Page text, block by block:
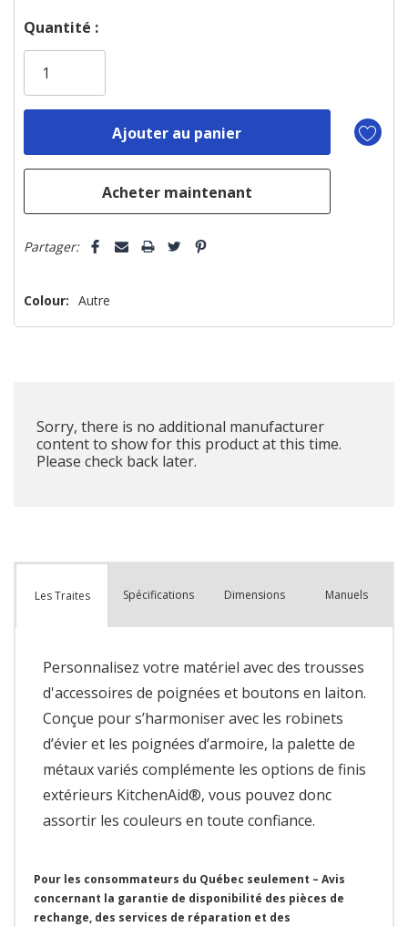
Dépêchez-
vous!
plus
Quantité :
Partager:
Colour: Autre
Sorry, there is no additional manufacturer
content to show for this product at this time.
Please check back later.
Les Traites Spécifications Dimensions Manuels
Personnalisez votre matériel avec des trousses
d'accessoires de poignées et boutons en laiton.
Conçue pour s’harmoniser avec les robinets
d’évier et les poignées d’armoire, la palette de
métaux variés complémente les options de finis
extérieurs KitchenAid®, vous pouvez donc
assortir les couleurs en toute confiance.
Pour les consommateurs du Québec seulement – Avis
concernant la garantie de disponibilité des pièces de
rechange, des services de réparation et des